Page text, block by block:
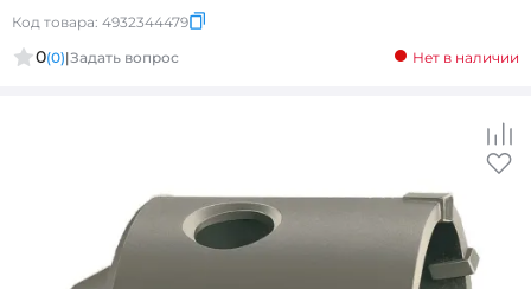
Код товара: 4932344479
0(0)|Задать вопрос Нет в наличии